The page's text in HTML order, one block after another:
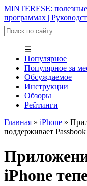
MINTERESE:
программах |
☰
Популярное
Популярное за
Обсуждаемое
Инструкции
Обзоры
Рейтинги
Главная » iPhone »
поддерживает Passbook
iPhone